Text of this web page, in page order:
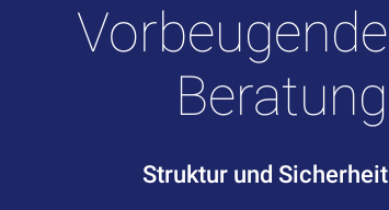
Vorbeugende
Beratung
Struktur und Sicherheit